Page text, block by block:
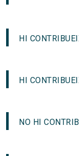
HI
HI
NO HI